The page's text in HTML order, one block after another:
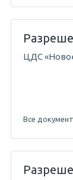
04.05.2017
ЦДС
Все
19.04.2017